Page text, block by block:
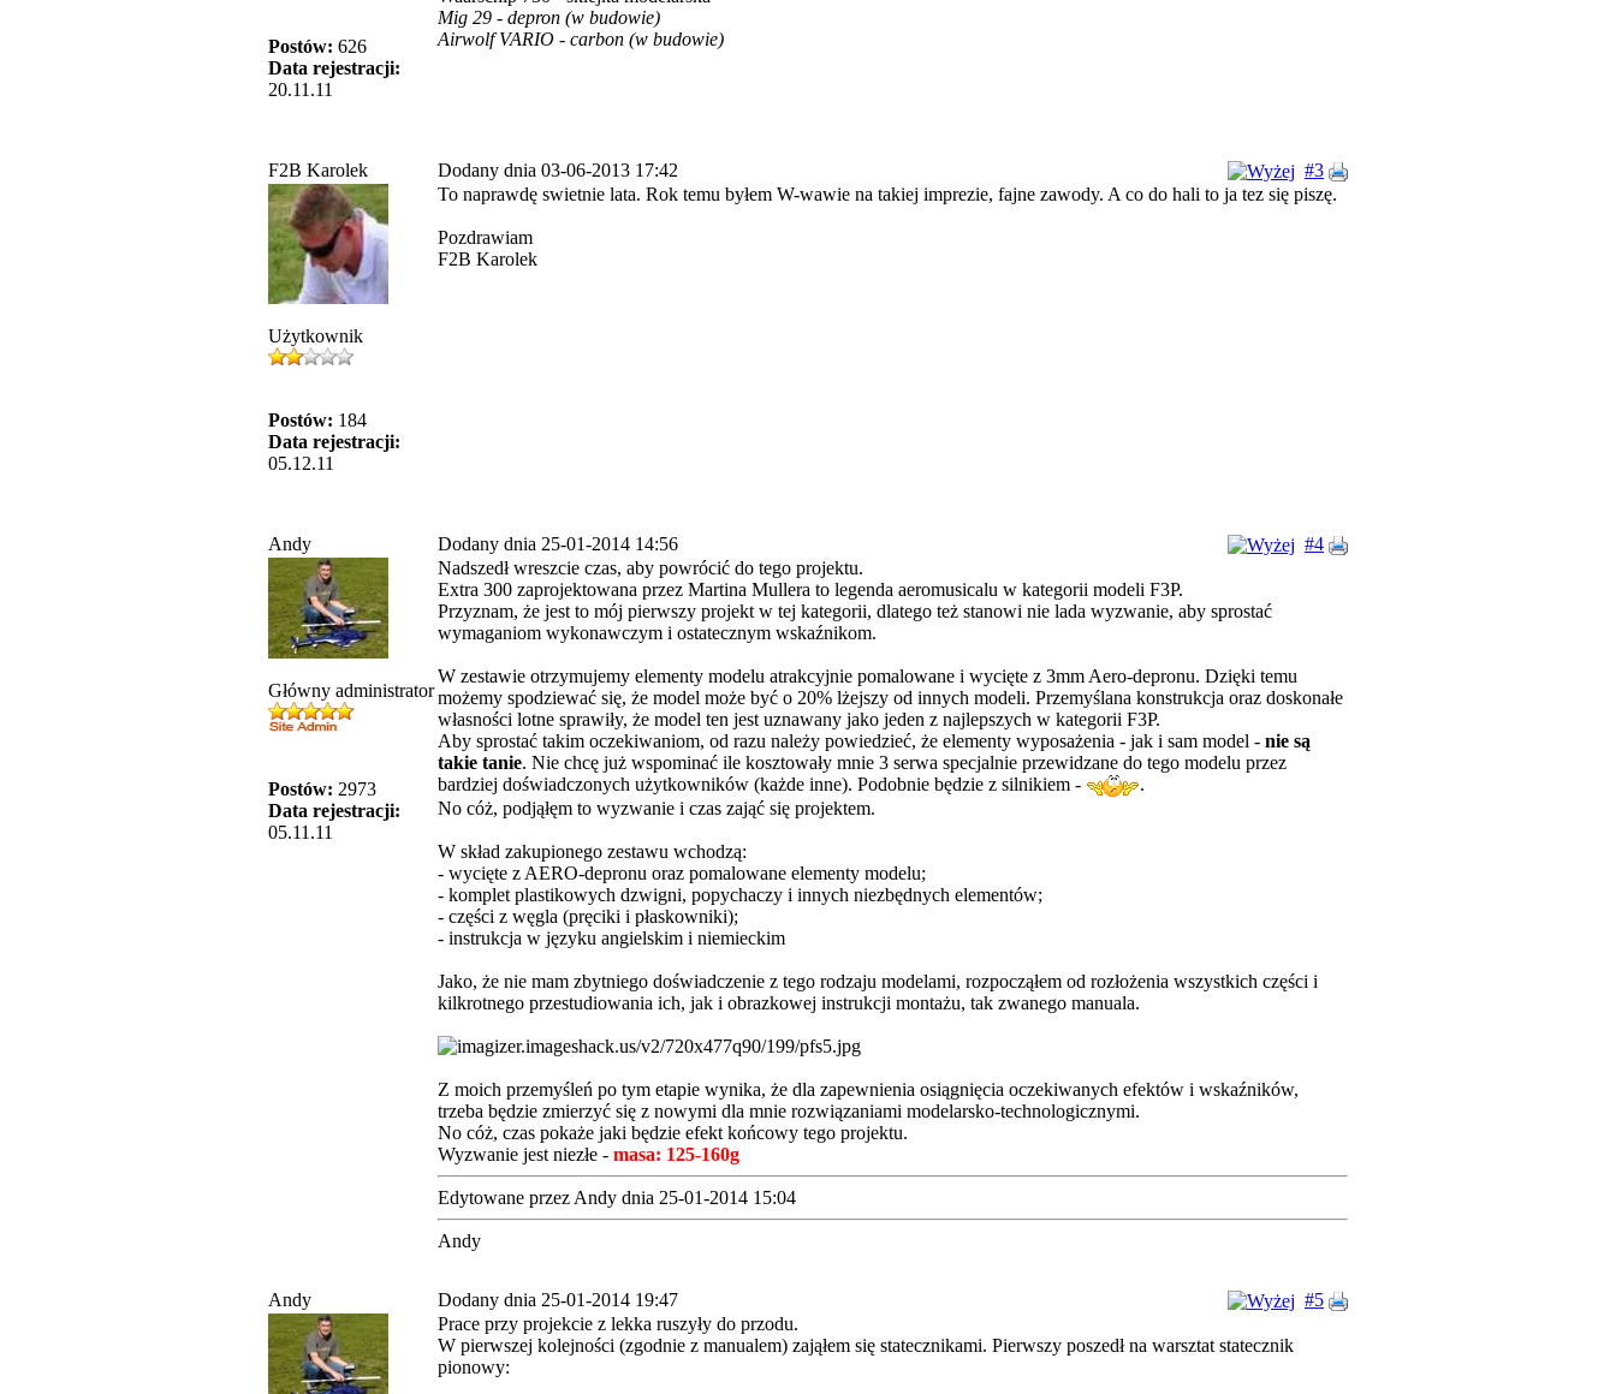
Postów: 626
Data rejestracji:
20.11.11
Mig 29 - depron (w budowie)
Airwolf VARIO - carbon (w budowie)
F2B Karolek #3
Dodany dnia 03-06-2013 17:42
Użytkownik
Postów: 184
Data rejestracji:
05.12.11
To naprawdę swietnie lata. Rok temu byłem W-wawie na takiej imprezie, fajne zawody. A co do hali to ja tez się piszę.
Pozdrawiam
F2B Karolek
Andy #4
Dodany dnia 25-01-2014 14:56
Główny administrator
Postów: 2973
Data rejestracji:
05.11.11
Nadszedł wreszcie czas, aby powrócić do tego projektu.
Extra 300 zaprojektowana przez Martina Mullera to legenda aeromusicalu w kategorii modeli F3P.
Przyznam, że jest to mój pierwszy projekt w tej kategorii, dlatego też stanowi nie lada wyzwanie, aby sprostać
wymaganiom wykonawczym i ostatecznym wskaźnikom.
W zestawie otrzymujemy elementy modelu atrakcyjnie pomalowane i wycięte z 3mm Aero-depronu. Dzięki temu
możemy spodziewać się, że model może być o 20% lżejszy od innych modeli. Przemyślana konstrukcja oraz doskonałe
własności lotne sprawiły, że model ten jest uznawany jako jeden z najlepszych w kategorii F3P.
Aby sprostać takim oczekiwaniom, od razu należy powiedzieć, że elementy wyposażenia - jak i sam model - nie są
takie tanie. Nie chcę już wspominać ile kosztowały mnie 3 serwa specjalnie przewidzane do tego modelu przez
bardziej doświadczonych użytkowników (każde inne). Podobnie będzie z silnikiem -
.
No cóż, podjąłęm to wyzwanie i czas zająć się projektem.
W skład zakupionego zestawu wchodzą:
- wycięte z AERO-depronu oraz pomalowane elementy modelu;
- komplet plastikowych dzwigni, popychaczy i innych niezbędnych elementów;
- części z węgla (pręciki i płaskowniki);
- instrukcja w języku angielskim i niemieckim
Jako, że nie mam zbytniego doświadczenie z tego rodzaju modelami, rozpocząłem od rozłożenia wszystkich części i
kilkrotnego przestudiowania ich, jak i obrazkowej instrukcji montażu, tak zwanego manuala.
Z moich przemyśleń po tym etapie wynika, że dla zapewnienia osiągnięcia oczekiwanych efektów i wskaźników,
trzeba będzie zmierzyć się z nowymi dla mnie rozwiązaniami modelarsko-technologicznymi.
No cóż, czas pokaże jaki będzie efekt końcowy tego projektu.
Wyzwanie jest niezłe - masa: 125-160g
Edytowane przez Andy dnia 25-01-2014 15:04
Andy
Andy #5
Dodany dnia 25-01-2014 19:47
Prace przy projekcie z lekka ruszyły do przodu.
W pierwszej kolejności (zgodnie z manualem) zająłem się statecznikami. Pierwszy poszedł na warsztat statecznik
pionowy: